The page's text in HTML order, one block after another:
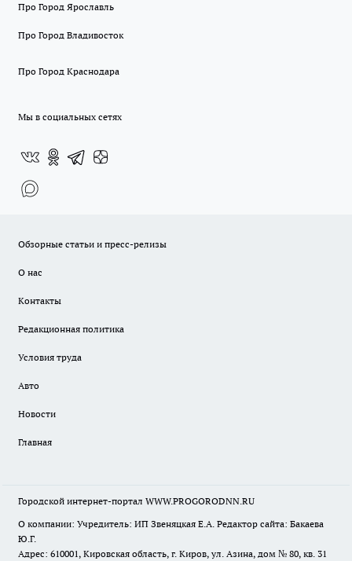
Про Город Ярославль
Про Город Владивосток
Про Город Краснодара
Мы в социальных сетях
Обзорные статьи и пресс-релизы
О нас
Контакты
Редакционная политика
Условия труда
Авто
Новости
Главная
Городской интернет-портал WWW.PROGORODNN.RU
О компании: Учредитель: ИП Звеняцкая Е.А. Редактор сайта: Бакаева
Ю.Г.
Адрес: 610001, Кировская область, г. Киров, ул. Азина, дом № 80, кв. 31